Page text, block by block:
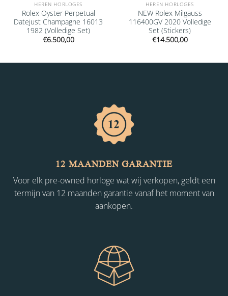
HEREN HORLOGES
Rolex Oyster Perpetual
Datejust Champagne 16013
1982 (Volledige Set)
€6.500,00
HEREN HORLOGES
NEW Rolex Milgauss
116400GV 2020 Volledige
Set (Stickers)
€14.500,00
12 MAANDEN GARANTIE
Voor elk pre-owned horloge wat wij verkopen, geldt een
termijn van 12 maanden garantie vanaf het moment van
aankopen.